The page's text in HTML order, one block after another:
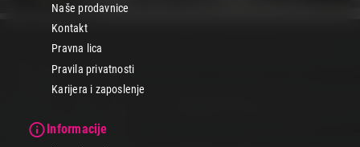
Naše prodavnice
Kontakt
Pravna lica
Pravila privatnosti
Karijera i zaposlenje
Informacije